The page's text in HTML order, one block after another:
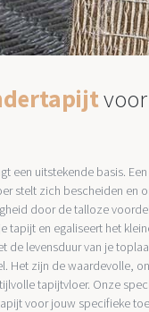
een uitstekende basis.
stelt zich bescheiden en
door de talloze
tapijt en egaliseert het
de levensduur van je
Het zijn de waardevolle,
tapijtvloer. Onze
voor jouw specifieke